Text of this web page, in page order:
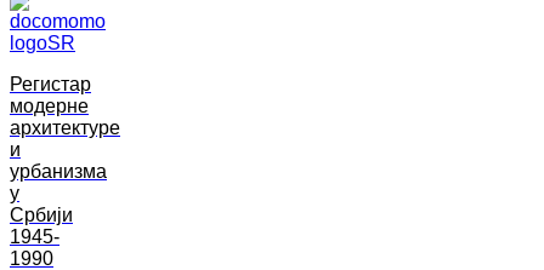
Регистар
модерне
архитектуре
и
урбанизма
у
Србији
1945-
1990